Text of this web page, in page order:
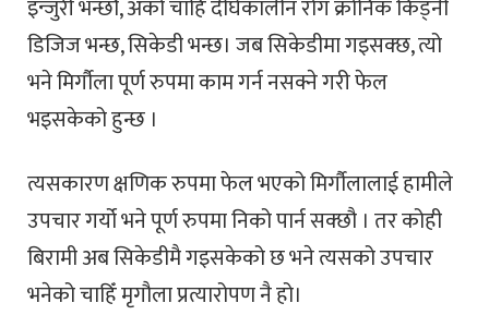
इन्जुरी भन्छौं, अर्को चाहिँ दीर्घकालीन रोग क्रोनिक किड्नी
डिजिज भन्छ, सिकेडी भन्छ। जब सिकेडीमा गइसक्छ, त्यो
भने मिर्गौला पूर्ण रुपमा काम गर्न नसक्ने गरी फेल
भइसकेको हुन्छ ।
त्यसकारण क्षणिक रुपमा फेल भएको मिर्गौलालाई हामीले
उपचार गर्यो भने पूर्ण रुपमा निको पार्न सक्छौ । तर कोही
बिरामी अब सिकेडीमै गइसकेको छ भने त्यसको उपचार
भनेको चाहिँ मृगौला प्रत्यारोपण नै हो।